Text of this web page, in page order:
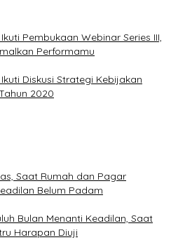
Pembukaan Webinar Series III,
Performamu
Diskusi Strategi Kebijakan
2020
Saat Rumah dan Pagar
Belum Padam
Bulan Menanti Keadilan, Saat
Harapan Diuji